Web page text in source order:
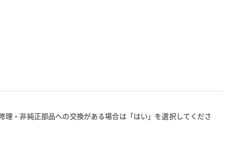
理・非純正部品への交換がある場合は「はい」を選択してくださ